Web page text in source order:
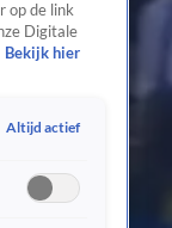
op de link
Digitale
Bekijk hier
Altijd actief